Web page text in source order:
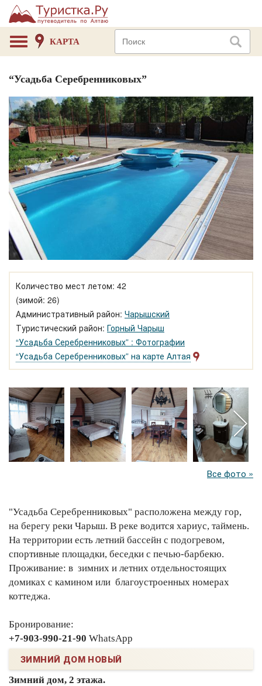
КАРТА
“Усадьба Серебренниковых”
Количество мест летом: 42
(зимой: 26)
Административный район: Чарышский
Туристический район: Горный Чарыш
“Усадьба Серебренниковых” : Фотографии
“Усадьба Серебренниковых” на карте Алтая
Все фото »
"Усадьба Серебренниковых" расположена между гор,
на берегу реки Чарыш. В реке водится хариус, таймень.
На территории есть летний бассейн с подогревом,
спортивные площадки, беседки с печью-барбекю.
Проживание: в зимних и летних отдельностоящих
домиках с камином или благоустроенных номерах
коттеджа.
Бронирование:
+7-903-990-21-90 WhatsApp
ЗИМНИЙ ДОМ НОВЫЙ
Зимний дом, 2 этажа.